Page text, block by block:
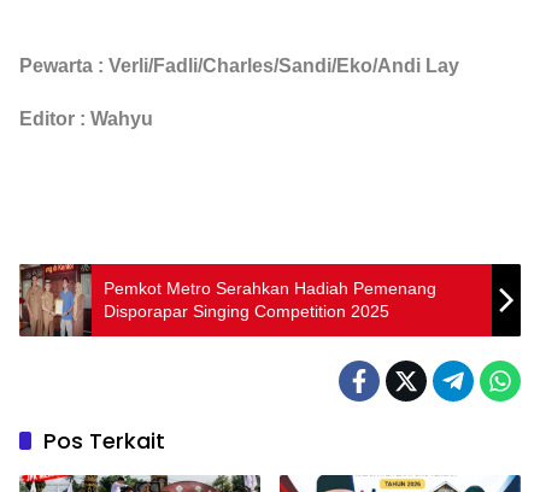
Pewarta : Verli/Fadli/Charles/Sandi/Eko/Andi Lay
Editor : Wahyu
Pemkot Metro Serahkan Hadiah Pemenang
Disporapar Singing Competition 2025
Pos Terkait